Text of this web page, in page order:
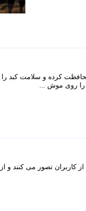
کرده و سلامت کبد
روی موش ...
تصور می کنند و از